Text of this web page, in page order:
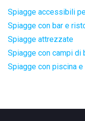
Spiagge accessibili
Spiagge con bar e
Spiagge attrezzate
Spiagge con campi di
Spiagge con piscina